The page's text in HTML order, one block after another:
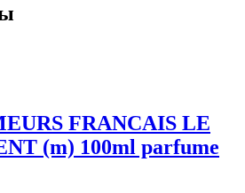
FRANCAIS LE
(m) 100ml parfume